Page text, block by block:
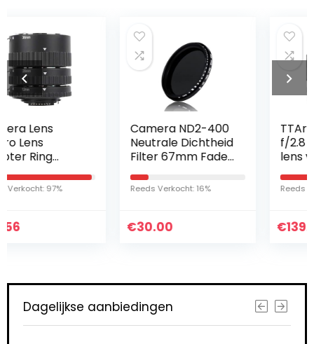
Camera ND2-400
Neutrale Dichtheid
Filter 67mm Fader
Variabele ND filter
ND2-ND400 voor
Reeds Verkocht: 16%
TTArtisan 40mm
f/2.8 APS-C macro
lens voor Canon M
Reeds Verkocht: 65%
€
Dagelijkse aanbiedingen